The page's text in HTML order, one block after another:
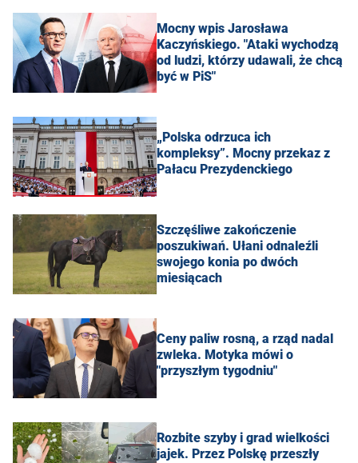
Mocny wpis Jarosława
Kaczyńskiego. "Ataki wychodzą
od ludzi, którzy udawali, że chcą
być w PiS"
„Polska odrzuca ich
kompleksy”. Mocny przekaz z
Pałacu Prezydenckiego
Szczęśliwe zakończenie
poszukiwań. Ułani odnaleźli
swojego konia po dwóch
miesiącach
Ceny paliw rosną, a rząd nadal
zwleka. Motyka mówi o
"przyszłym tygodniu"
Rozbite szyby i grad wielkości
jajek. Przez Polskę przeszły